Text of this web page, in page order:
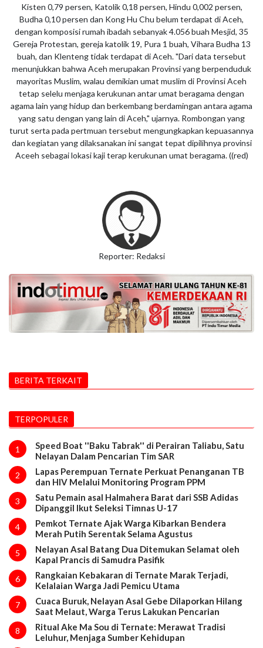
Kisten 0,79 persen, Katolik 0,18 persen, Hindu 0,002 persen,
Budha 0,10 persen dan Kong Hu Chu belum terdapat di Aceh,
dengan komposisi rumah ibadah sebanyak 4.056 buah Mesjid, 35
Gereja Protestan, gereja katolik 19, Pura 1 buah, Vihara Budha 13
buah, dan Klenteng tidak terdapat di Aceh. "Dari data tersebut
menunjukkan bahwa Aceh merupakan Provinsi yang berpenduduk
mayoritas Muslim, walau demikian umat muslim di Provinsi Aceh
tetap selelu menjaga kerukunan antar umat beragama dengan
agama lain yang hidup dan berkembang berdamingan antara agama
yang satu dengan yang lain di Aceh," ujarnya. Rombongan yang
turut serta pada pertmuan tersebut mengungkapkan kepuasannya
dan kegiatan yang dilaksanakan ini sangat tepat dipilihnya provinsi
Aceeh sebagai lokasi kaji terap kerukunan umat beragama. ((red)
Reporter: Redaksi
BERITA TERKAIT
TERPOPULER
1
Speed Boat ''Baku Tabrak'' di Perairan Taliabu, Satu
Nelayan Dalam Pencarian Tim SAR
2
Lapas Perempuan Ternate Perkuat Penanganan TB
dan HIV Melalui Monitoring Program PPM
3
Satu Pemain asal Halmahera Barat dari SSB Adidas
Dipanggil Ikut Seleksi Timnas U-17
4
Pemkot Ternate Ajak Warga Kibarkan Bendera
Merah Putih Serentak Selama Agustus
5
Nelayan Asal Batang Dua Ditemukan Selamat oleh
Kapal Prancis di Samudra Pasifik
6
Rangkaian Kebakaran di Ternate Marak Terjadi,
Kelalaian Warga Jadi Pemicu Utama
7
Cuaca Buruk, Nelayan Asal Gebe Dilaporkan Hilang
Saat Melaut, Warga Terus Lakukan Pencarian
8
Ritual Ake Ma Sou di Ternate: Merawat Tradisi
Leluhur, Menjaga Sumber Kehidupan